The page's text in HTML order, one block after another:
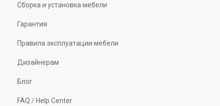
Сборка и установка мебели
Гарантия
Правила эксплуатации мебели
Дизайнерам
Блог
FAQ / Help Center